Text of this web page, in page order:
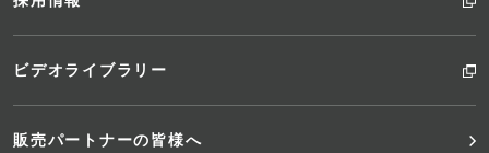
ビデオライブラリー
販売パートナーの皆様へ